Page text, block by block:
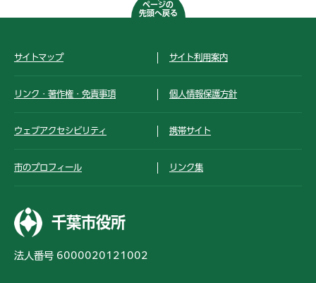
ページの
先頭へ戻る
サイトマップ サイト利用案内
リンク・著作権・免責事項 個人情報保護方針
ウェブアクセシビリティ 携帯サイト
市のプロフィール リンク集
千葉市役所
法人番号 6000020121002